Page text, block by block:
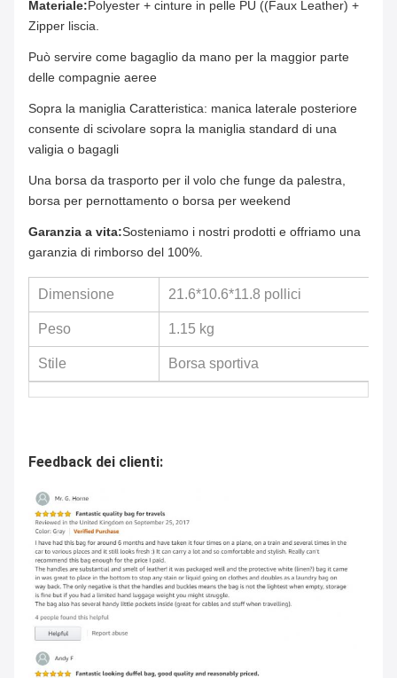
Materiale:Polyester + cinture in pelle PU ((Faux Leather) +
Zipper liscia.
Può servire come bagaglio da mano per la maggior parte
delle compagnie aeree
Sopra la maniglia Caratteristica: manica laterale posteriore
consente di scivolare sopra la maniglia standard di una
valigia o bagagli
Una borsa da trasporto per il volo che funge da palestra,
borsa per pernottamento o borsa per weekend
Garanzia a vita:Sosteniamo i nostri prodotti e offriamo una
garanzia di rimborso del 100%.
Dimensione 21.6*10.6*11.8 pollici
Peso 1.15 kg
Stile Borsa sportiva
Feedback dei clienti: